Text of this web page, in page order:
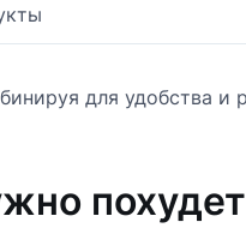
для удобства и